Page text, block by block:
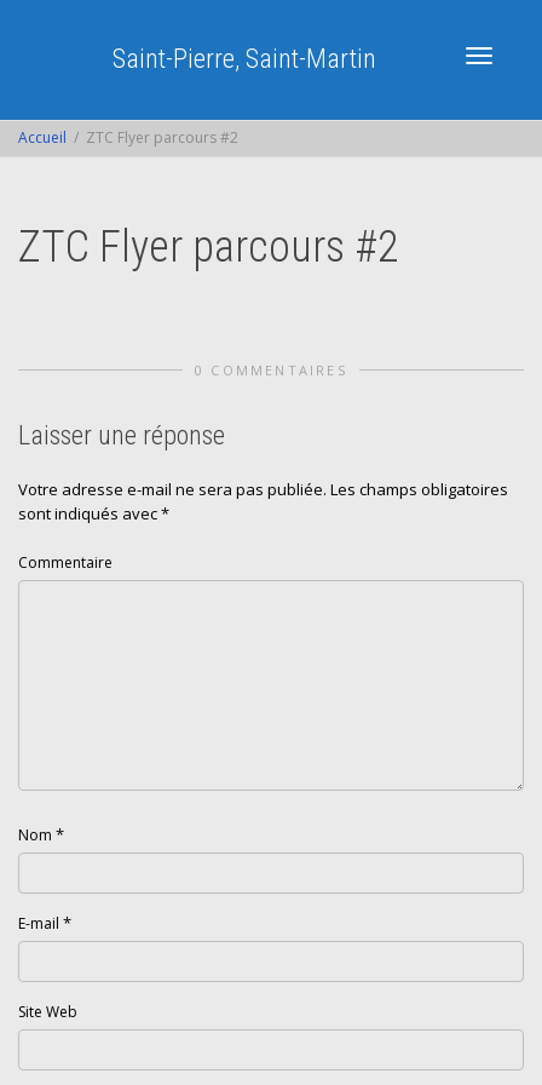
Saint-Pierre, Saint-Martin
Accueil ZTC Flyer parcours #2
ZTC Flyer parcours #2
0 COMMENTAIRES
Laisser une réponse
Votre adresse e-mail ne sera pas publiée. Les champs obligatoires
sont indiqués avec*
Commentaire
Nom *
E-mail *
Site Web